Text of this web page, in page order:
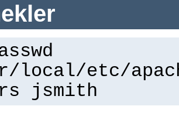
local/etc/
jsmith